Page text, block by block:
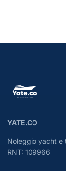
YATE.CO
Noleggio yacht e
RNT: 109966